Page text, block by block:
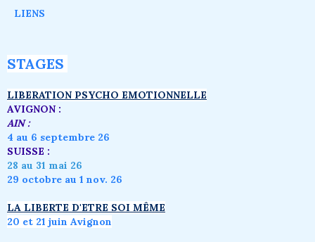
LIENS
STAGES
LIBERATION PSYCHO EMOTIONNELLE
AVIGNON :
AIN :
4 au 6 septembre 26
SUISSE :
28 au 31 mai 26
29 octobre au 1 nov. 26
LA LIBERTE D'ETRE SOI MÊME
20 et 21 juin Avignon